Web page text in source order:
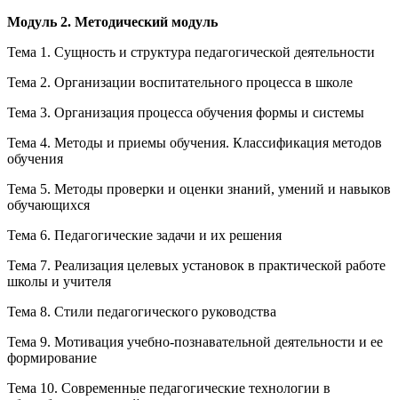
Модуль 2. Методический модуль
Тема 1. Сущность и структура педагогической деятельности
Тема 2. Организации воспитательного процесса в школе
Тема 3. Организация процесса обучения формы и системы
Тема 4. Методы и приемы обучения. Классификация методов
обучения
Тема 5. Методы проверки и оценки знаний, умений и навыков
обучающихся
Тема 6. Педагогические задачи и их решения
Тема 7. Реализация целевых установок в практической работе
школы и учителя
Тема 8. Стили педагогического руководства
Тема 9. Мотивация учебно-познавательной деятельности и ее
формирование
Тема 10. Современные педагогические технологии в